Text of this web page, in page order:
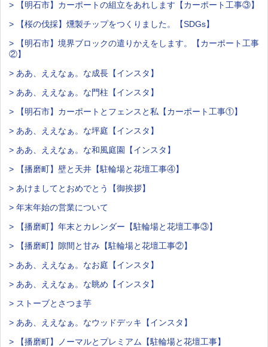
> 【明石市】カーポートの組立をあれします【カーポート工事③】
> 【桜の伐採】燻製チップをつくりました。【SDGs】
> 【明石市】境界ブロックの遣りかえをします。【カーポート工事
②】
> ああ、ええなぁ。な成長【インスタ】
> ああ、ええなぁ。な門柱【インスタ】
> 【明石市】カーポートとフェンスと私【カーポート工事①】
> ああ、ええなぁ。な坪庭【インスタ】
> ああ、ええなぁ。な和風庭園【インスタ】
> 【播磨町】壁と天井【駐輪場と花壇工事④】
> あけましてとおめでとう【御挨拶】
> 年末年始の営業について
> 【播磨町】年末とカレンダー【駐輪場と花壇工事③】
> 【播磨町】隙間と甘み【駐輪場と花壇工事②】
> ああ、ええなぁ。なお庭【インスタ】
> ああ、ええなぁ。な眺め【インスタ】
> ストーブとさつま芋
> ああ、ええなぁ。なウッドデッキ【インスタ】
> 【播磨町】ノーマルとプレミアム【駐輪場と花壇工事】